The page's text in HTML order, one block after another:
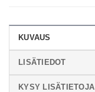
KUVAUS
LISÄTIEDOT
KYSY LISÄTIETOJA